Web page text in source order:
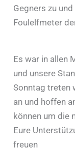
Gegners zu
Foulelfmeter
Es war in allen
und unsere
Sonntag treten
an und hoffen
können um die
Eure
freuen